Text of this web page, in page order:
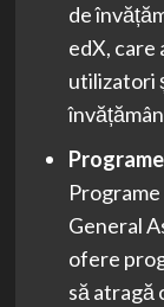
de
edX, care
utilizatori
General
ofere
să atragă